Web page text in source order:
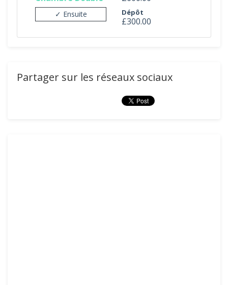
✓ Ensuite Dépôt
£300.00
Partager sur les réseaux sociaux